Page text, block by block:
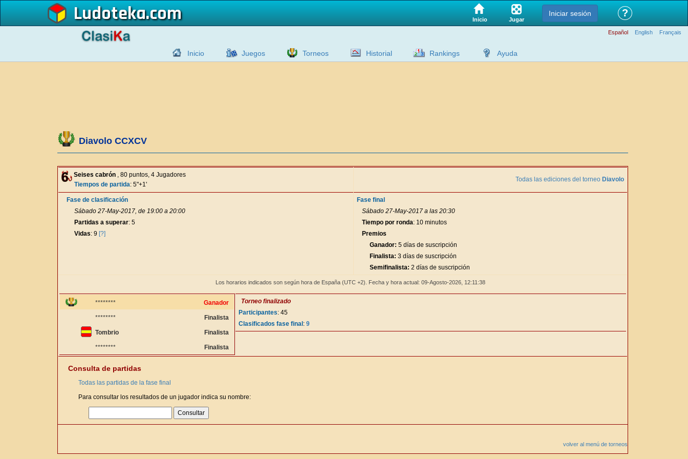
Ludoteka Inicio Jugar
Iniciar sesión ?
Español English Français
Inicio Juegos Torneos Historial Rankings Ayuda
Diavolo CCXCV
Seises cabrón , 80 puntos, 4 Jugadores
Tiempos de partida: 5"+1'
Todas las ediciones del torneo Diavolo
Fase de clasificación
Sábado 27-May-2017, de 19:00 a 20:00
Partidas a superar: 5
Vidas: 9 [?]
Fase final
Sábado 27-May-2017 a las 20:30
Tiempo por ronda: 10 minutos
Premios
Ganador: 5 días de suscripción
Finalista: 3 días de suscripción
Semifinalista: 2 días de suscripción
Los horarios indicados son según hora de España (UTC +2). Fecha y hora actual: 09-Agosto-2026, 12:11:38
******** Ganador
******** Finalista
Tombrio Finalista
******** Finalista
Torneo finalizado
Participantes: 45
Clasificados fase final : 9
Consulta de partidas
Todas las partidas de la fase final
Para consultar los resultados de un jugador indica su nombre:
volver al menú de torneos